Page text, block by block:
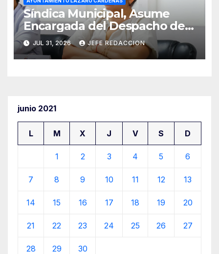
Síndica Municipal, Asume
Encargada del Despacho de
Presidencia
JUL 31, 2026 JEFE REDACCION
junio 2021
L M X J V S D
1 2 3 4 5 6
7 8 9 10 11 12 13
14 15 16 17 18 19 20
21 22 23 24 25 26 27
28 29 30